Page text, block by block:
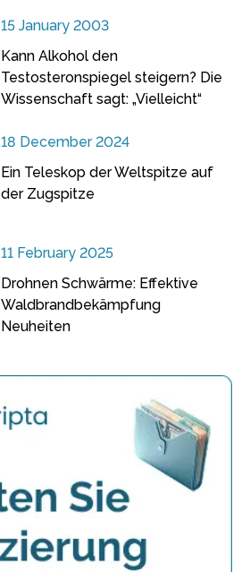
15 January 2003
Kann Alkohol den
Testosteronspiegel steigern? Die
Wissenschaft sagt: „Vielleicht“
18 December 2024
Ein Teleskop der Weltspitze auf
der Zugspitze
11 February 2025
Drohnen Schwärme: Effektive
Waldbrandbekämpfung
Neuheiten